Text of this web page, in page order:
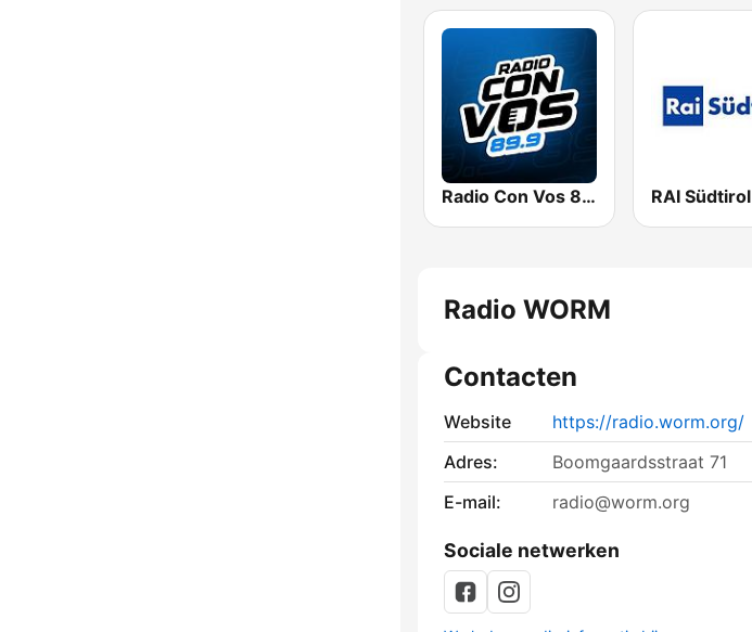
Radio Con Vos 89.9 RAI Südtirol
Radio WORM
Contacten
Website
https://radio.worm.org/
Adres:
Boomgaardsstraat 71
E-mail:
radio@worm.org
Sociale netwerken